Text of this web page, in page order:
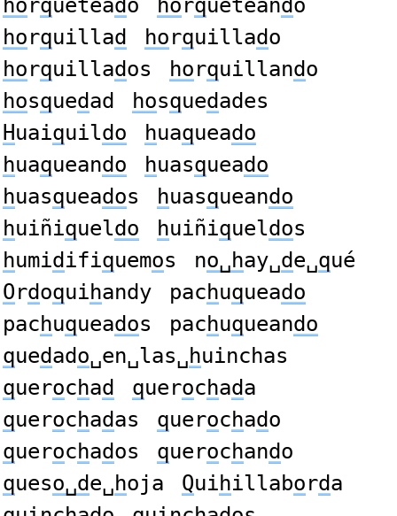
horqueteado horqueteando
horquillad horquillado
horquillados horquillando
hosquedad hosquedades
Huaiquildo huaqueado
huaqueando huasqueado
huasqueados huasqueando
huiñiqueldo huiñiqueldos
humid ifiquemos no␣hay␣de␣qué
Ordoquihandy pachuqueado
pachuqueados pachuqueando
quedado␣en␣las␣huinchas
querochad querochada
querochadas querochado
querochados querochando
queso␣de␣hoja Quihillaborda